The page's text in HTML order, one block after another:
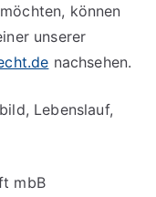
können
unserer
nachsehen.
Lebenslauf,
mbB